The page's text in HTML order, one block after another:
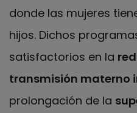
donde las mujeres
hijos. Dichos
satisfactorios en la
transmisión materno
prolongación de la